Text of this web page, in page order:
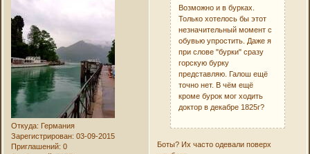
Откуда: Германия
Зарегистрирован: 03-09-2015
Приглашений: 0
Возможно и в бурках.
Только хотелось бы этот
незначительный момент с
обувью упростить. Даже я
при слове "бурки" сразу
горскую бурку
представляю. Галош ещё
точно нет. В чём ещё
кроме бурок мог ходить
доктор в декабре 1825г?
Боты? Их часто одевали поверх